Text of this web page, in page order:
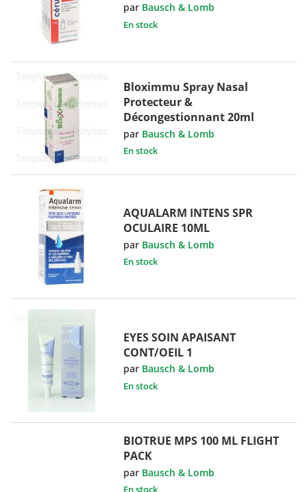
par Bausch & Lomb
En stock
Bloximmu Spray Nasal
Protecteur &
Décongestionnant 20ml
par Bausch & Lomb
En stock
AQUALARM INTENS SPR
OCULAIRE 10ML
par Bausch & Lomb
En stock
EYES SOIN APAISANT
CONT/OEIL 1
par Bausch & Lomb
En stock
BIOTRUE MPS 100 ML FLIGHT
PACK
par Bausch & Lomb
En stock